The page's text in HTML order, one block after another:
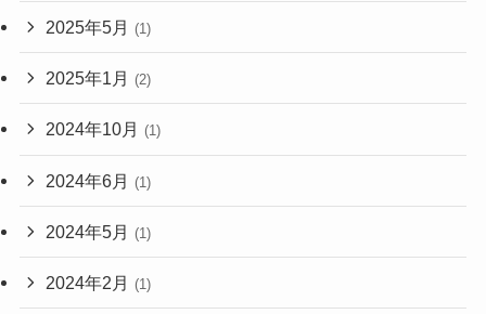
2025年5月 (1)
2025年1月 (2)
2024年10月 (1)
2024年6月 (1)
2024年5月 (1)
2024年2月 (1)